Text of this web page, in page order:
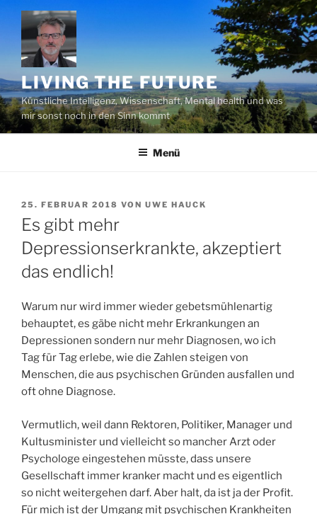
Zum
Inhalt
springen
LIVING THE FUTURE
Künstliche Intelligenz, Wissenschaft, Mental health und was
mir sonst noch in den Sinn kommt
Menü
VERÖFFENTLICHT
AM
25. FEBRUAR 2018 VON UWE HAUCK
Es gibt mehr
Depressionserkrankte, akzeptiert
das endlich!
Warum nur wird immer wieder gebetsmühlenartig
behauptet, es gäbe nicht mehr Erkrankungen an
Depressionen sondern nur mehr Diagnosen, wo ich
Tag für Tag erlebe, wie die Zahlen steigen von
Menschen, die aus psychischen Gründen ausfallen und
oft ohne Diagnose.
Vermutlich, weil dann Rektoren, Politiker, Manager und
Kultusminister und vielleicht so mancher Arzt oder
Psychologe eingestehen müsste, dass unsere
Gesellschaft immer kranker macht und es eigentlich
so nicht weitergehen darf. Aber halt, da ist ja der Profit.
Für mich ist der Umgang mit psychischen Krankheiten